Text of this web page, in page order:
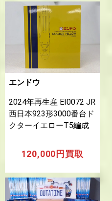
エンドウ
2024年再生産 EI0072 JR
西日本923形3000番台ド
クターイエローT5編成
120,000円買取